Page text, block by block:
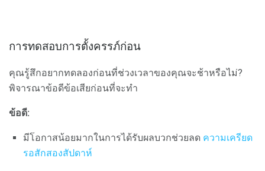
การทดสอบการตั้งครรภ์ก่อน
คุณรู้สึกอยากทดลองก่อนที่ช่วงเวลาของคุณจะช้าหรือไม่?
พิจารณาข้อดีข้อเสียก่อนที่จะทำ
ข้อดี:
มีโอกาสน้อยมากในการได้รับผลบวกช่วยลด ความเครียด
รอสักสองสัปดาห์